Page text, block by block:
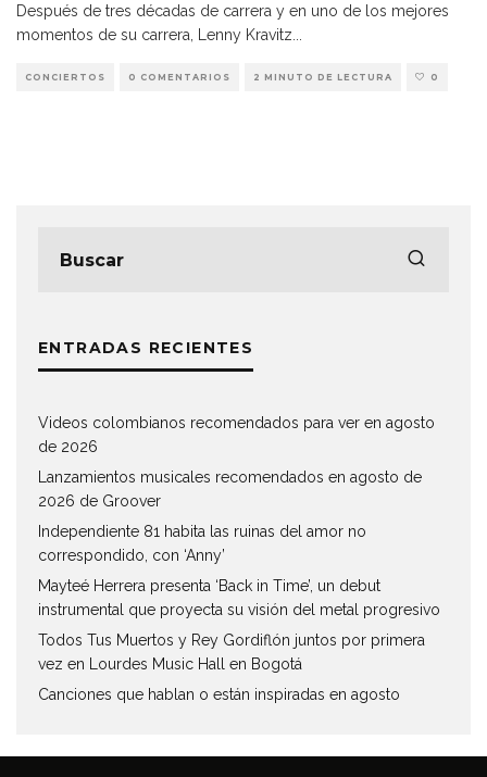
Después de tres décadas de carrera y en uno de los mejores
momentos de su carrera, Lenny Kravitz...
CONCIERTOS 0 COMENTARIOS 2 MINUTO DE LECTURA 0
ENTRADAS RECIENTES
Videos colombianos recomendados para ver en agosto
de 2026
Lanzamientos musicales recomendados en agosto de
2026 de Groover
Independiente 81 habita las ruinas del amor no
correspondido, con ‘Anny’
Mayteé Herrera presenta ‘Back in Time’, un debut
instrumental que proyecta su visión del metal progresivo
Todos Tus Muertos y Rey Gordiflón juntos por primera
vez en Lourdes Music Hall en Bogotá
Canciones que hablan o están inspiradas en agosto